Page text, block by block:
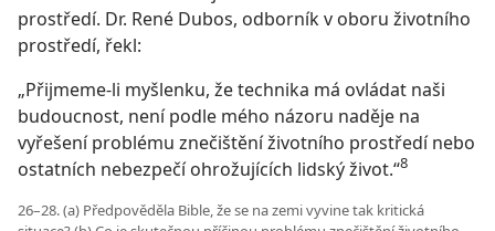
prostředí. Dr. René Dubos, odborník v oboru životního
prostředí, řekl:
„Přijmeme-li myšlenku, že technika má ovládat naši
budoucnost, není podle mého názoru naděje na
vyřešení problému znečištění životního prostředí nebo
ostatních nebezpečí ohrožujících lidský život.“8
26–28. (a) Předpověděla Bible, že se na zemi vyvine tak kritická